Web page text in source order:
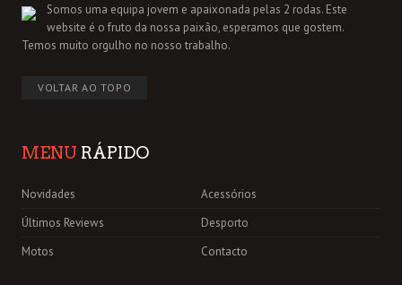
Somos uma equipa jovem e apaixonada pelas 2 rodas. Este
website é o fruto da nossa paixão, esperamos que gostem.
Temos muito orgulho no nosso trabalho.
VOLTAR AO TOPO
MENU RÁPIDO
Novidades
Acessórios
Últimos Reviews
Desporto
Motos
Contacto